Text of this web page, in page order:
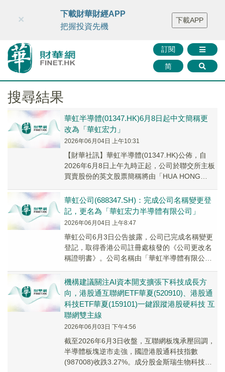
財華智庫網 FINTV FINMETA 財華證券 媒體矩陣
智庫沙龍
聯絡我們
訂閱
简
×
下載財華財經APP
把握投資先機
下載APP
搜尋結果
華虹半導體(01347.HK)6月8日起中文簡稱更
改為「華虹宏力」
2026年06月04日 上午10:31
【財華社訊】華虹半導體(01347.HK)公佈，自
2026年6月8日上午九時正起，公司於聯交所主板
買賣股份的英文股票簡稱將由「HUA HONG
華虹公司(688347.SH)：完成公司名稱變更登
記，更名為「華虹宏力半導體有限公司」
2026年06月04日 上午8:47
華虹公司6月3日公告披露，公司已完成名稱變更
登記，取得香港公司註冊處核發的《公司更改名
稱證明書》。公司名稱由「華虹半導體有限公
機構建議關注AI資本開支擴張下科技成長方
向，港股通互聯網ETF華夏(520910)、港股通
科技ETF華夏(159101)一鍵跟蹤港股硬科技 互
聯網雙主線
2026年06月03日 下午4:56
截至2026年6月3日收盤，互聯網板塊承壓回調，
半導體板塊逆市走強，國證港股通科技指數
(987008)收跌3.27%。成分股金斯瑞生物科技領